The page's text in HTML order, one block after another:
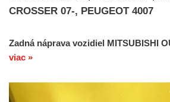
CROSSER 07-, PEUGEOT 4007
Zadná náprava vozidiel MITSUBISHI
viac »